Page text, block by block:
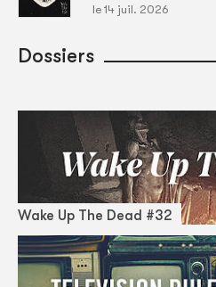
le 14 juil. 2026
Dossiers
Wake Up The Dead #32